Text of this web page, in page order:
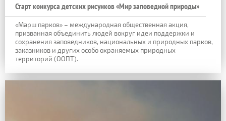
Старт конкурса детских рисунков «Мир заповедной природы»
«Марш парков» – международная общественная акция,
призванная объединить людей вокруг идеи поддержки и
сохранения заповедников, национальных и природных парков,
заказников и других особо охраняемых природных
территорий (ООПТ).